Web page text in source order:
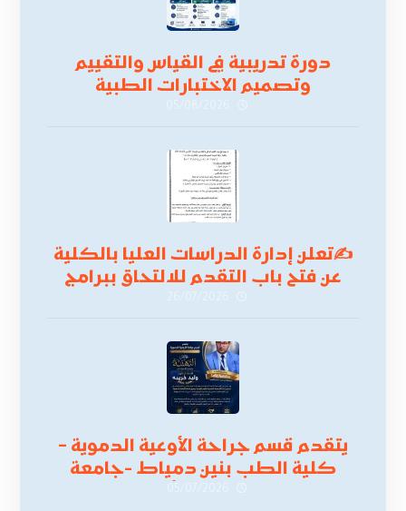
دورة تدريبية في القياس والتقييم
وتصميم الاختبارات الطبية
✍تعلن إدارة الدراسات العليا بالكلية
عن فتح باب التقدم للالتحاق ببرامج
أكتوبر 2026،
يتقدم قسم جراحة الأوعية الدموية –
كلية الطب بنين دمياط -جامعة